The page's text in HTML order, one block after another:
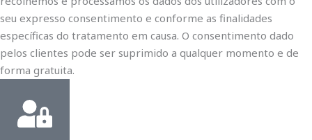
seu expresso consentimento e conforme as finalidades
específicas do tratamento em causa. O consentimento dado
pelos clientes pode ser suprimido a qualquer momento e de
forma gratuita.